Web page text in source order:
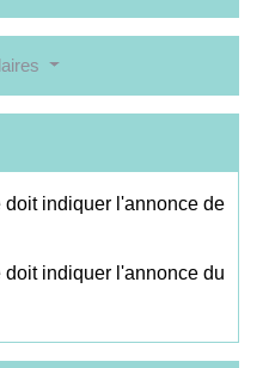
doit indiquer l'annonce de
doit indiquer l'annonce du